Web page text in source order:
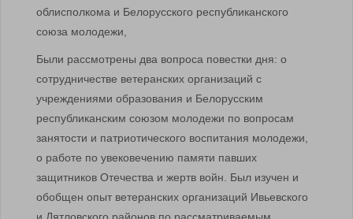
облисполкома и Белорусского республиканского
союза молодежи,
Были рассмотрены два вопроса повестки дня: о
сотрудничестве ветеранских организаций с
учреждениями образования и Белорусским
республиканским союзом молодежи по вопросам
занятости и патриотического воспитания молодежи,
о работе по увековечению памяти павших
защитников Отечества и жертв войн. Был изучен и
обобщен опыт ветеранских организаций Ивьевского